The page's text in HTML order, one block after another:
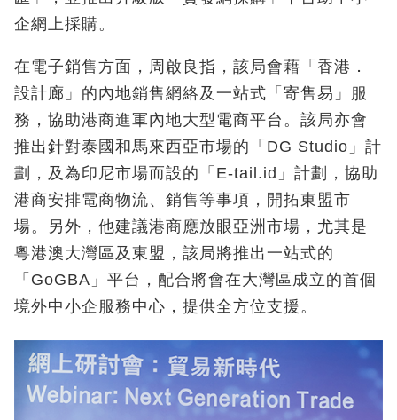
企網上採購。
在電子銷售方面，周啟良指，該局會藉「香港．
設計廊」的內地銷售網絡及一站式「寄售易」服
務，協助港商進軍內地大型電商平台。該局亦會
推出針對泰國和馬來西亞市場的「DG Studio」計
劃，及為印尼市場而設的「E-tail.id」計劃，協助
港商安排電商物流、銷售等事項，開拓東盟市
場。另外，他建議港商應放眼亞洲市場，尤其是
粵港澳大灣區及東盟，該局將推出一站式的
「GoGBA」平台，配合將會在大灣區成立的首個
境外中小企服務中心，提供全方位支援。